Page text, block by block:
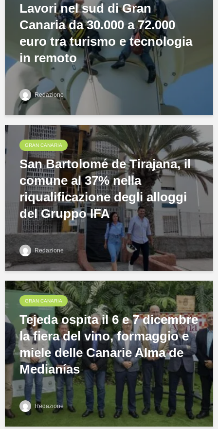
Lavori nel sud di Gran
Canaria da 30.000 a 72.000
euro tra turismo e tecnologia
in remoto
Redazione
GRAN CANARIA
San Bartolomé de Tirajana, il
comune al 37% nella
riqualificazione degli alloggi
del Gruppo IFA
Redazione
GRAN CANARIA
Tejeda ospita il 6 e 7 dicembre
la fiera del vino, formaggio e
miele delle Canarie Alma de
Medianías
Redazione